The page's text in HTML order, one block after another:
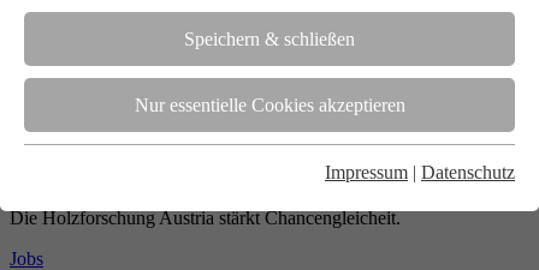
Speichern & schließen
Nur essentielle Cookies akzeptieren
Impressum | Datenschutz
Die Holzforschung Austria ist akkreditierte Prüf-, Inspektions- und
Team
Unsere gesamte Kompetenz ist in unseren Mitarbeiter:innen
gebündelt
Die Holzforschung Austria stärkt Chancengleicheit.
Jobs